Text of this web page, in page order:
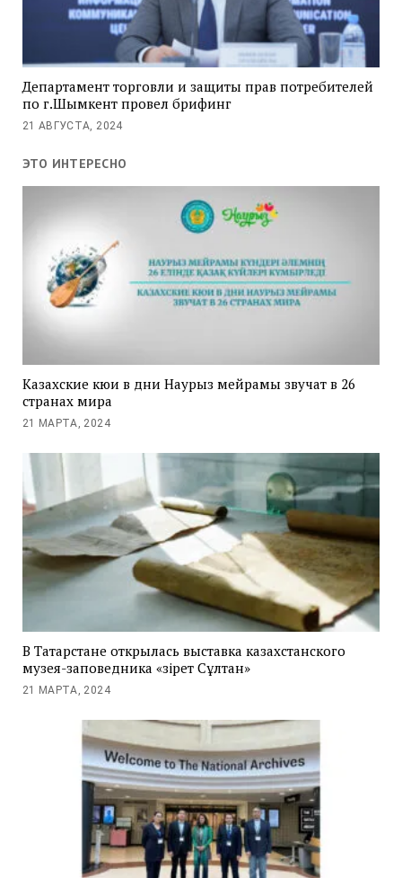
Департамент торговли и защиты прав потребителей
по г.Шымкент провел брифинг
21 АВГУСТА, 2024
ЭТО ИНТЕРЕСНО
Казахские кюи в дни Наурыз мейрамы звучат в 26
странах мира
21 МАРТА, 2024
В Татарстане открылась выставка казахстанского
музея-заповедника «Әзірет Сұлтан»
21 МАРТА, 2024